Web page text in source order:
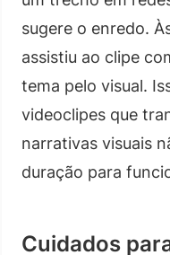
sugere o enredo.
assistiu ao clipe
tema pelo visual.
videoclipes que
narrativas visuais
duração para
Cuidados